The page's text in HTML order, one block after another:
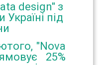
design" з
під
"Nova
25%